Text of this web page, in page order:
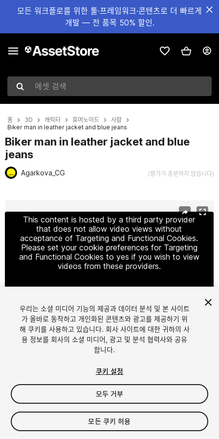
모든 워크플로를 위한 툴·프레임워크·콘텐츠로 더 빠르게
개발 — 전 품목 50% 할인.
에셋 검색
홈 3D 캐릭터 휴머노이드
사람
Biker man in leather jacket and blue jeans
Biker man in leather jacket and blue
jeans
Agarkova_CG (평가가 충분하지 않습니다)
This content is hosted by a third party provider
that does not allow video views without
acceptance of Targeting and Functional Cookies.
Please set your cookie preferences for Targeting
and Functional Cookies to yes if you wish to view
videos from these providers.
Cookie Settings
1/11
$9.99
세금/부가세는 결제 시 반영됩니다.
우리는 소셜 미디어 기능의 제공과 데이터 분석 및 본 사이트
가 올바로 동작하고 개인화된 콘텐츠와 광고를 제공하기 위
해 쿠키를 사용하고 있습니다. 회사 사이트에 대한 귀하의 사
용 정보를 회사의 소셜 미디어, 광고 및 분석 협력사와 공유
합니다.
쿠키 설정
모두 거부
모든 쿠키 허용